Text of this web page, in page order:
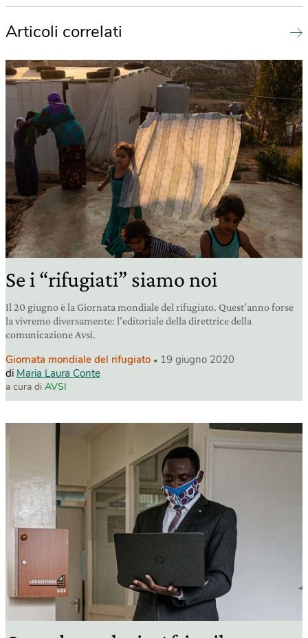
Articoli correlati
Se i “rifugiati” siamo noi
Il 20 giugno è la Giornata mondiale del rifugiato. Quest’anno forse
la vivremo diversamente: l’editoriale della direttrice della
comunicazione Avsi.
Giornata mondiale del rifugiato
19 giugno 2020
di Maria Laura Conte
a cura di AVSI